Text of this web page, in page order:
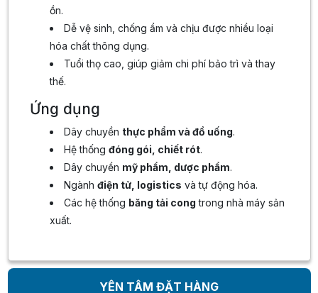
ồn.
Dễ vệ sinh, chống ẩm và chịu được nhiều loại
hóa chất thông dụng.
Tuổi thọ cao, giúp giảm chi phí bảo trì và thay
thế.
Ứng dụng
Dây chuyền thực phẩm và đồ uống.
Hệ thống đóng gói, chiết rót.
Dây chuyền mỹ phẩm, dược phẩm.
Ngành điện tử, logistics và tự động hóa.
Các hệ thống băng tải cong trong nhà máy sản
xuất.
YÊN TÂM ĐẶT HÀNG